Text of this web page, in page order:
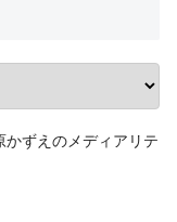
ずえのメディアリテ